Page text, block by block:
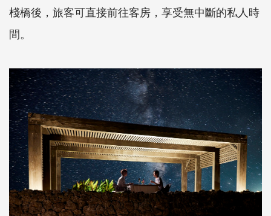
棧橋後，旅客可直接前往客房，享受無中斷的私人時
間。